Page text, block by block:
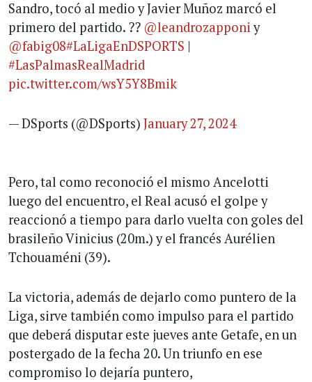
Sandro, tocó al medio y Javier Muñoz marcó el
primero del partido. ?? @leandrozapponiy
@fabig08#LaLigaEnDSPORTS |
#LasPalmasRealMadrid
pic.twitter.com/wsY5Y8Bmik
— DSports (@DSports) January 27, 2024
Pero, tal como reconoció el mismo Ancelotti
luego del encuentro, el Real acusó el golpe y
reaccionó a tiempo para darlo vuelta con goles del
brasileño Vinicius (20m.) y el francés Aurélien
Tchouaméni (39).
La victoria, además de dejarlo como puntero de la
Liga, sirve también como impulso para el partido
que deberá disputar este jueves ante Getafe, en un
postergado de la fecha 20. Un triunfo en ese
compromiso lo dejaría puntero,